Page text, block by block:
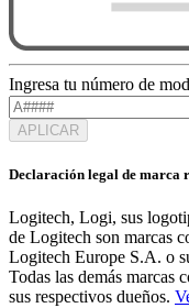
Ingresa tu número de
APLICAR
Declaración legal de marca
Logitech, Logi, sus
de Logitech son marcas
Logitech Europe S.A. o
Todas las demás marcas
sus respectivos dueños.